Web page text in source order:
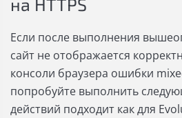
на HTTPS
Если после выполнения
сайт не отображается
консоли браузера ошибки
попробуйте выполнить
действий подходит как для